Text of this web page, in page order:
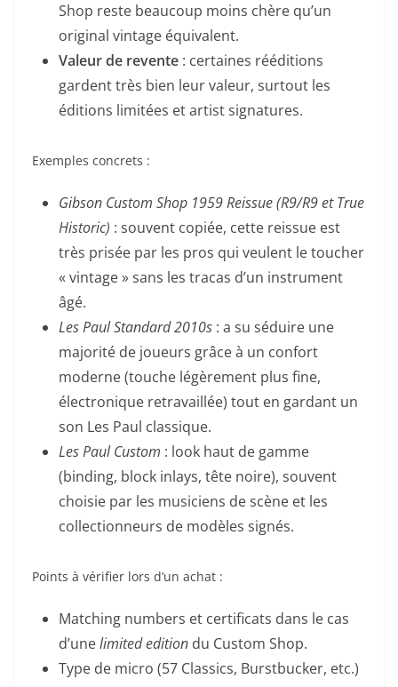
Shop reste beaucoup moins chère qu’un
original vintage équivalent.
Valeur de revente : certaines rééditions
gardent très bien leur valeur, surtout les
éditions limitées et artist signatures.
Exemples concrets :
Gibson Custom Shop 1959 Reissue (R9/R9 et True
Historic) : souvent copiée, cette reissue est
très prisée par les pros qui veulent le toucher
« vintage » sans les tracas d’un instrument
âgé.
Les Paul Standard 2010s : a su séduire une
majorité de joueurs grâce à un confort
moderne (touche légèrement plus fine,
électronique retravaillée) tout en gardant un
son Les Paul classique.
Les Paul Custom : look haut de gamme
(binding, block inlays, tête noire), souvent
choisie par les musiciens de scène et les
collectionneurs de modèles signés.
Points à vérifier lors d’un achat :
Matching numbers et certificats dans le cas
d’unelimited edition du Custom Shop.
Type de micro (57 Classics, Burstbucker, etc.)